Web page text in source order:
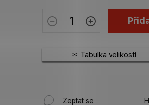
Tabulka velikostí
Zeptat se